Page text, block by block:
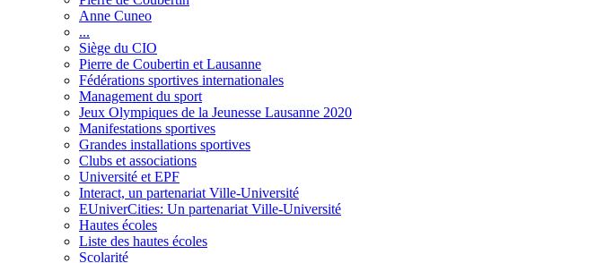
Anne Cuneo
...
Siège du CIO
Pierre de Coubertin et Lausanne
Fédérations sportives internationales
Management du sport
Jeux Olympiques de la Jeunesse Lausanne 2020
Manifestations sportives
Grandes installations sportives
Clubs et associations
Université et EPF
Interact, un partenariat Ville-Université
EUniverCities: Un partenariat Ville-Université
Hautes écoles
Liste des hautes écoles
Scolarité